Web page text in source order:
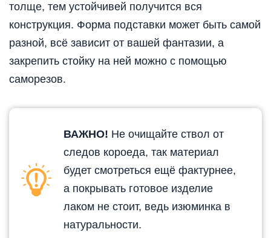
толще, тем устойчивей получится вся
конструкция. Форма подставки может быть самой
разной, всё зависит от вашей фантазии, а
закрепить стойку на ней можно с помощью
саморезов.
ВАЖНО! Не очищайте ствол от
следов короеда, так материал
будет смотреться ещё фактурнее,
а покрывать готовое изделие
лаком не стоит, ведь изюминка в
натуральности.